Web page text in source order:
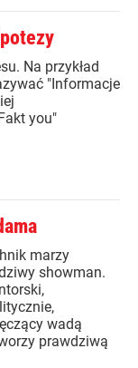
Na przykład
"Informacje
you"
marzy
showman.
wadą
prawdziwą